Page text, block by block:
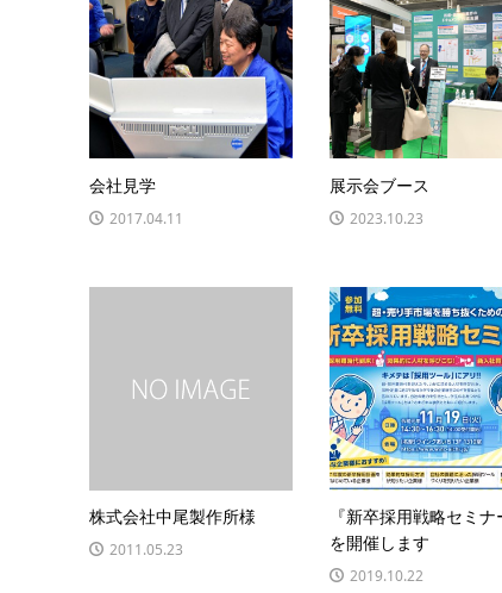
会社見学
2017.04.11
展示会ブース
2023.10.23
株式会社中尾製作所様
2011.05.23
『新卒採用戦略セミナ
を開催します
2019.10.22